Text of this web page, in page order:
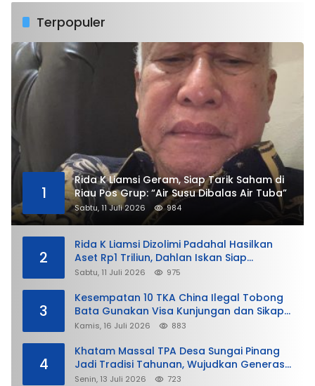
Terpopuler
1
Rida K Liamsi Geram, Siap Tarik Saham di
Riau Pos Grup: “Air Susu Dibalas Air Tuba”
Sabtu, 11 Juli 2026 984
2
Rida K Liamsi Dizolimi Padahal Hasilkan
Aset Rp1 Triliun, Dahlan Iskan Siap
Membela
Sabtu, 11 Juli 2026 975
3
Kesempatan 10 TKA China Ilegal Tobong
Bata Gunakan Visa Kunjungan dan Sikap
Lunak Ditjen Imigrasi Kepri?
Kamis, 16 Juli 2026 883
4
Khatam Massal TPA Desa Sungai Pinang
Jadi Tradisi Tahunan, Wujudkan Generasi
Qurani
Senin, 13 Juli 2026 723